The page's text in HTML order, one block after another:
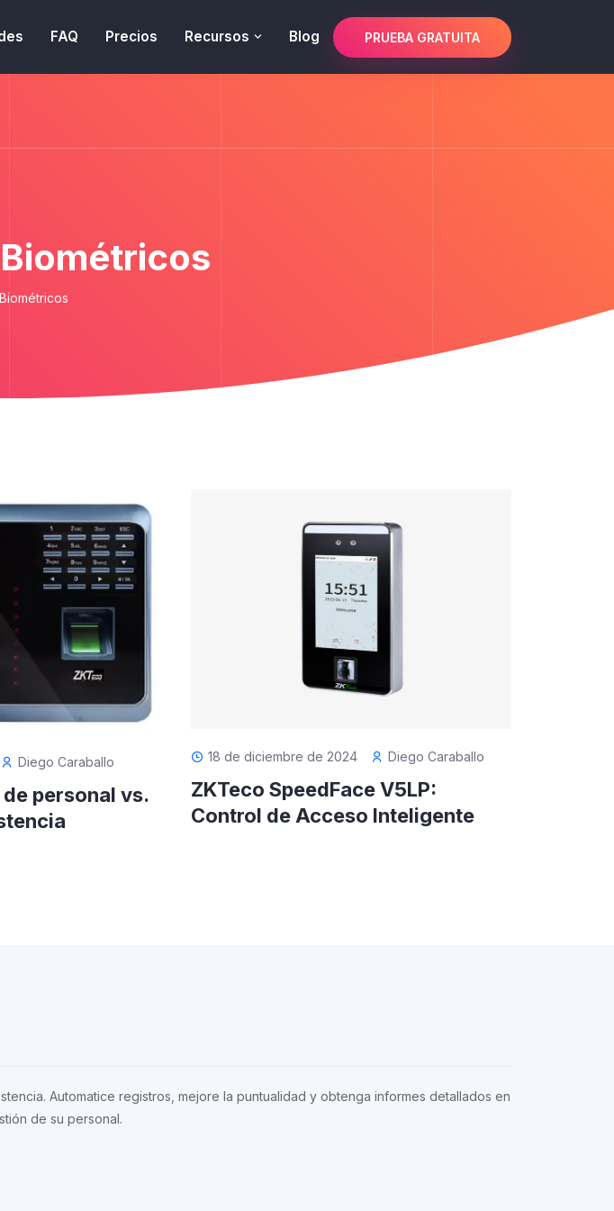
FAQ Precios Recursos Blog PRUEBA GRATUITA
Biométricos
Biométricos
Diego Caraballo
personal vs.
18 de diciembre de 2024 Diego Caraballo
ZKTeco SpeedFace V5LP:
Control de Acceso Inteligente
Automatice registros, mejore la puntualidad y obtenga informes detallados en
de su personal.